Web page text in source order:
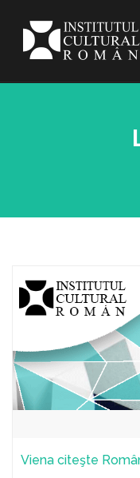
Viena citeşte